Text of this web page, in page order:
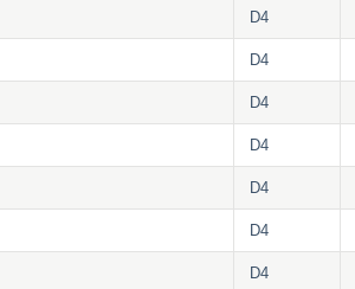
D4
D4
D4
D4
D4
D4
D4